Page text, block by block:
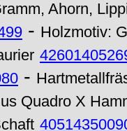
Ahorn,
- Holzmotiv:
-
Quadro X